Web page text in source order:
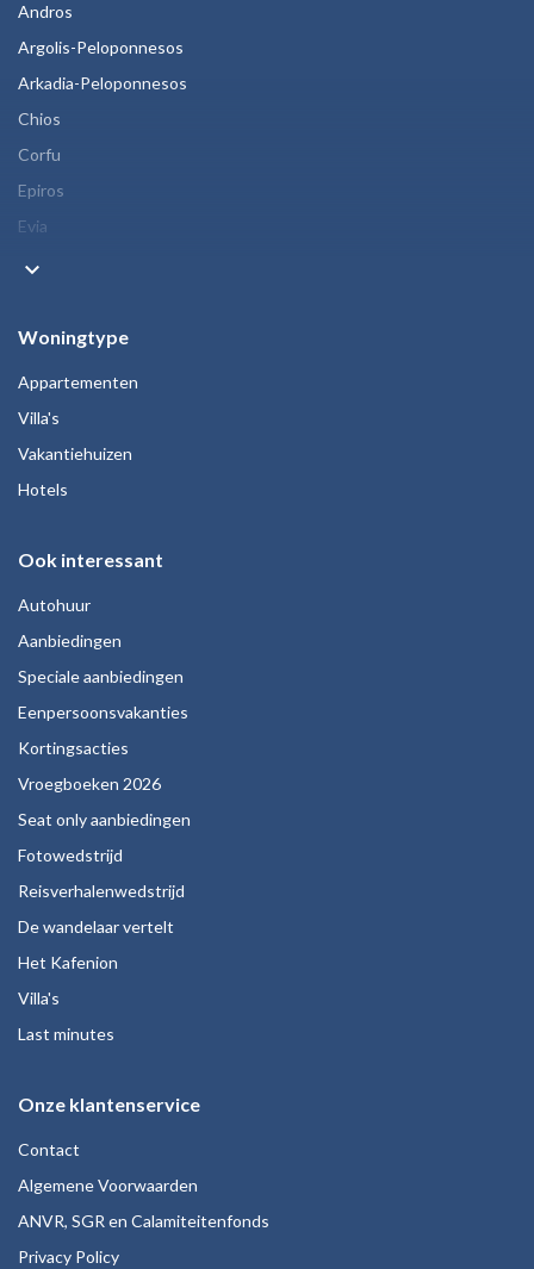
Andros
Argolis-Peloponnesos
Arkadia-Peloponnesos
Chios
Corfu
Epiros
Evia
keyboard_arrow_down
Woningtype
Appartementen
Villa's
Vakantiehuizen
Hotels
Ook interessant
Autohuur
Aanbiedingen
Speciale aanbiedingen
Eenpersoonsvakanties
Kortingsacties
Vroegboeken 2026
Seat only aanbiedingen
Fotowedstrijd
Reisverhalenwedstrijd
De wandelaar vertelt
Het Kafenion
Villa's
Last minutes
Onze klantenservice
Contact
Algemene Voorwaarden
ANVR, SGR en Calamiteitenfonds
Privacy Policy